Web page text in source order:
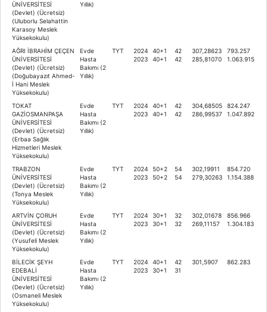
ÜNİVERSİTESİ
(Devlet) (Ücretsiz)
(Uluborlu Selahattin
Karasoy Meslek
Yüksekokulu)
Yıllık)
AĞRI İBRAHİM ÇEÇEN
ÜNİVERSİTESİ
(Devlet) (Ücretsiz)
(Doğubayazıt Ahmed-
İ Hani Meslek
Yüksekokulu)
Evde
Hasta
Bakımı (2
Yıllık)
TYT
2024
2023
40+1
40+1
42
42
307,28623
285,81070
793.257
1.063.915
TOKAT
GAZİOSMANPAŞA
ÜNİVERSİTESİ
(Devlet) (Ücretsiz)
(Erbaa Sağlık
Hizmetleri Meslek
Yüksekokulu)
Evde
Hasta
Bakımı (2
Yıllık)
TYT
2024
2023
40+1
40+1
42
42
304,68505
286,99537
824.247
1.047.892
TRABZON
ÜNİVERSİTESİ
(Devlet) (Ücretsiz)
(Tonya Meslek
Yüksekokulu)
Evde
Hasta
Bakımı (2
Yıllık)
TYT
2024
2023
50+2
50+2
54
54
302,19911
279,30263
854.720
1.154.388
ARTVİN ÇORUH
ÜNİVERSİTESİ
(Devlet) (Ücretsiz)
(Yusufeli Meslek
Yüksekokulu)
Evde
Hasta
Bakımı (2
Yıllık)
TYT
2024
2023
30+1
30+1
32
32
302,01678
269,11157
856.966
1.304.183
BİLECİK ŞEYH
EDEBALİ
ÜNİVERSİTESİ
(Devlet) (Ücretsiz)
(Osmaneli Meslek
Yüksekokulu)
Evde
Hasta
Bakımı (2
Yıllık)
TYT
2024
2023
40+1
30+1
42
31
301,5907 862.283